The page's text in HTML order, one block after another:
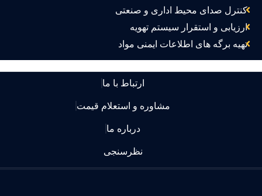
کنترل صدای محیط اداری و صنعتی
ارزیابی و استقرار سیستم تهویه
تهیه برگه های اطلاعات ایمنی مواد
ارتباط با ما
مشاوره و استعلام قیمت
درباره ما
نظرسنجی